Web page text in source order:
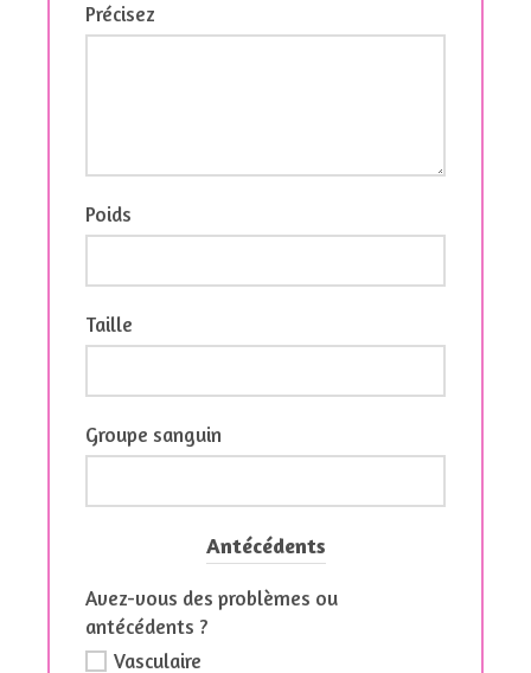
Précisez
Poids
Taille
Groupe sanguin
Antécédents
Avez-vous des problèmes ou
antécédents ?
Vasculaire